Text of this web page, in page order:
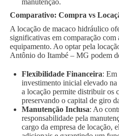
Comparativo: Compra vs
A locação de macaco hidráulico
significativas em comparação com
equipamento. Ao optar pela
Antônio do Itambé – MG podem
Flexibilidade Financeira: Em
investimento inicial elevado
a locação permite distribuir os
preservando o capital de giro
Manutenção Inclusa: Ao
responsabilidade pela
cargo da empresa de locação,